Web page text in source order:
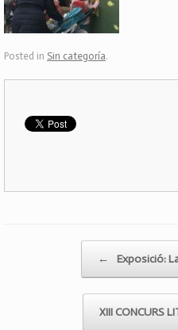
Posted in Sin categoría.
← Exposició:
XIII CONCURS